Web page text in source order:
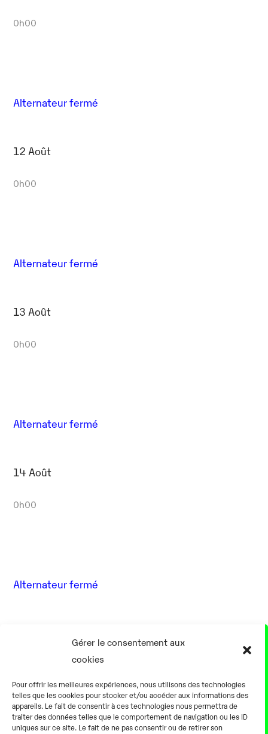
Gérer le consentement aux
cookies
Pour offrir les meilleures expériences, nous utilisons des technologies
telles que les cookies pour stocker et/ou accéder aux informations des
appareils. Le fait de consentir à ces technologies nous permettra de
traiter des données telles que le comportement de navigation ou les ID
uniques sur ce site. Le fait de ne pas consentir ou de retirer son
0h00
Alternateur fermé
12 Août
0h00
Alternateur fermé
13 Août
0h00
Alternateur fermé
14 Août
0h00
Alternateur fermé